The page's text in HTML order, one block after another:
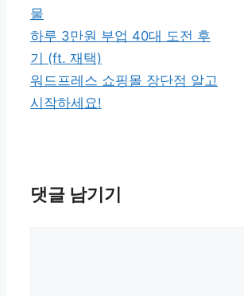
테
고
리
물
하루 3만원 부업 40대 도전 후
기 (ft. 재택)
워드프레스 쇼핑몰 장단점 알고
시작하세요!
댓글 남기기